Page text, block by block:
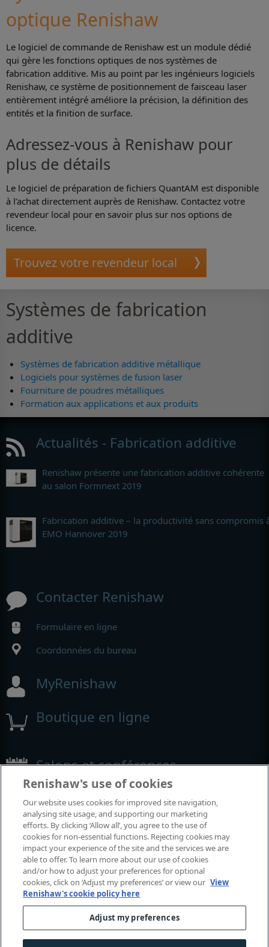
optique Renishaw
Le logiciel de commande de Renishaw est un module dédié
qui gère les fonctions optiques de nos systèmes de
fabrication additive. Mis au point par les ingénieurs logiciels
Renishaw, ce système de positionnement de faisceau laser
entièrement intégré améliore la précision, la définition des
entités et la finition de surface.
Adressez-vous à Renishaw pour
plus de détails
Le logiciel de préparation de fichiers QuantAM est disponible
à l’achat directement auprès de Renishaw. Contactez votre
revendeur local pour en savoir plus sur nos options de
licence.
Trouvez votre revendeur local
Systèmes de fabrication
additive
Systèmes de fabrication additive métallique
Logiciels pour systèmes de fusion laser
Fourniture de poudres métalliques
Formation aux applications et aux produits
Actualités - Fabrication additive
Renishaw présente une fabrication additive cohérente
au salon Formnext 2019
Fabrication additive – la productivité sans compromis
EMO Hannover 2019
Contacter Renishaw
Formulaire en ligne
Coordonnées du bureau
MyRenishaw
Boutique en ligne
Salons et conférences
© 2001-2026 Renishaw plc. Tous droits réservés.
Contactez-nous|Juridique et conformité|Accessibilité|
Confidentialité
Renishaw's use of cookies
Our website uses cookies for improved site navigation,
analysing site usage, and supporting our marketing
efforts. By clicking ‘Allow all’, you agree to the use of
cookies for non-essential functions. Rejecting cookies may
impact your experience of the site and the services we are
able to offer. To learn more about our use of cookies
and/or how to adjust your preferences for optional
cookies, click on ‘Adjust my preferences’ or view our View
Renishaw's cookie policy here
Adjust my preferences